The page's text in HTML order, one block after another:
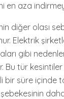
en aza
diğer olası
Elektrik
gibi
Bu tür
süre içinde